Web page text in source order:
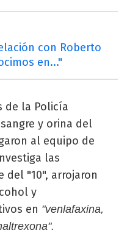
con Roberto
en..."
de la Policía
y orina del
al equipo de
las
del "10", arrojaron
y
en "venlafaxina,